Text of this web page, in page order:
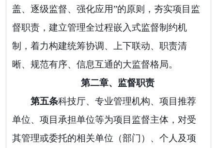
盖、逐级监督、 强化应用”的原则， 夯实项目监
督职责，建立管理全过程嵌入式监督制约机
制，着力构建统筹协调、上下联动、职责清
晰、规范有序、信息互通的大监督格局。
第二章、监督职责
第五条科技厅、专业管理机构、项目推荐
单位、项目承担单位等为项目监督主体，对受
其管理或委托的相关单位（部门）、个人及项